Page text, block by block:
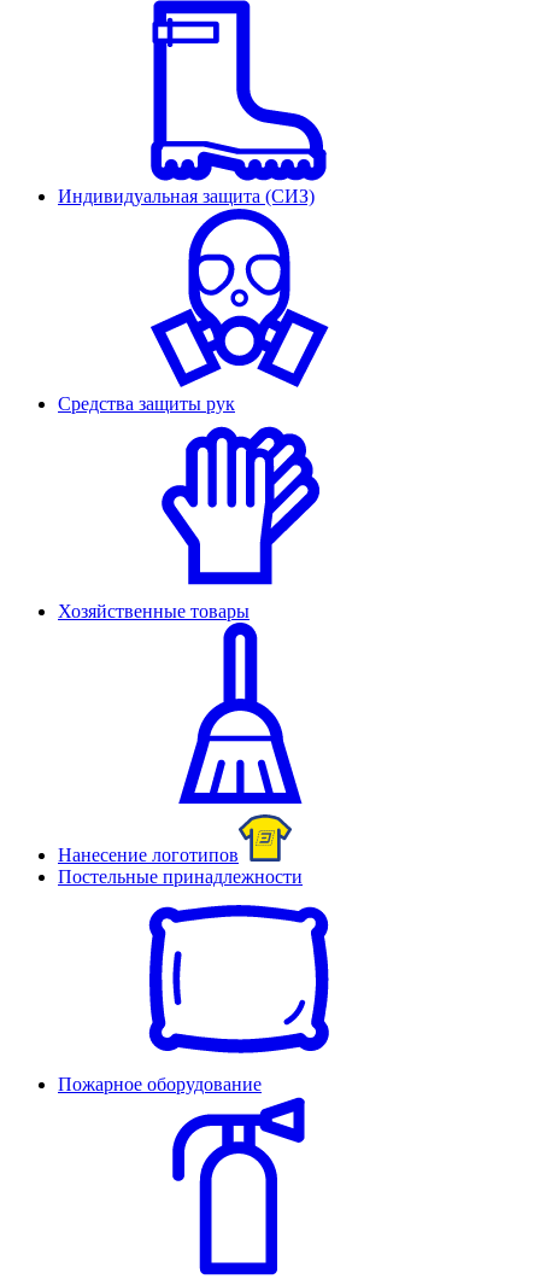
Индивидуальная защита (СИЗ)
Средства защиты рук
Хозяйственные товары
Нанесение логотипов
Постельные принадлежности
Пожарное оборудование